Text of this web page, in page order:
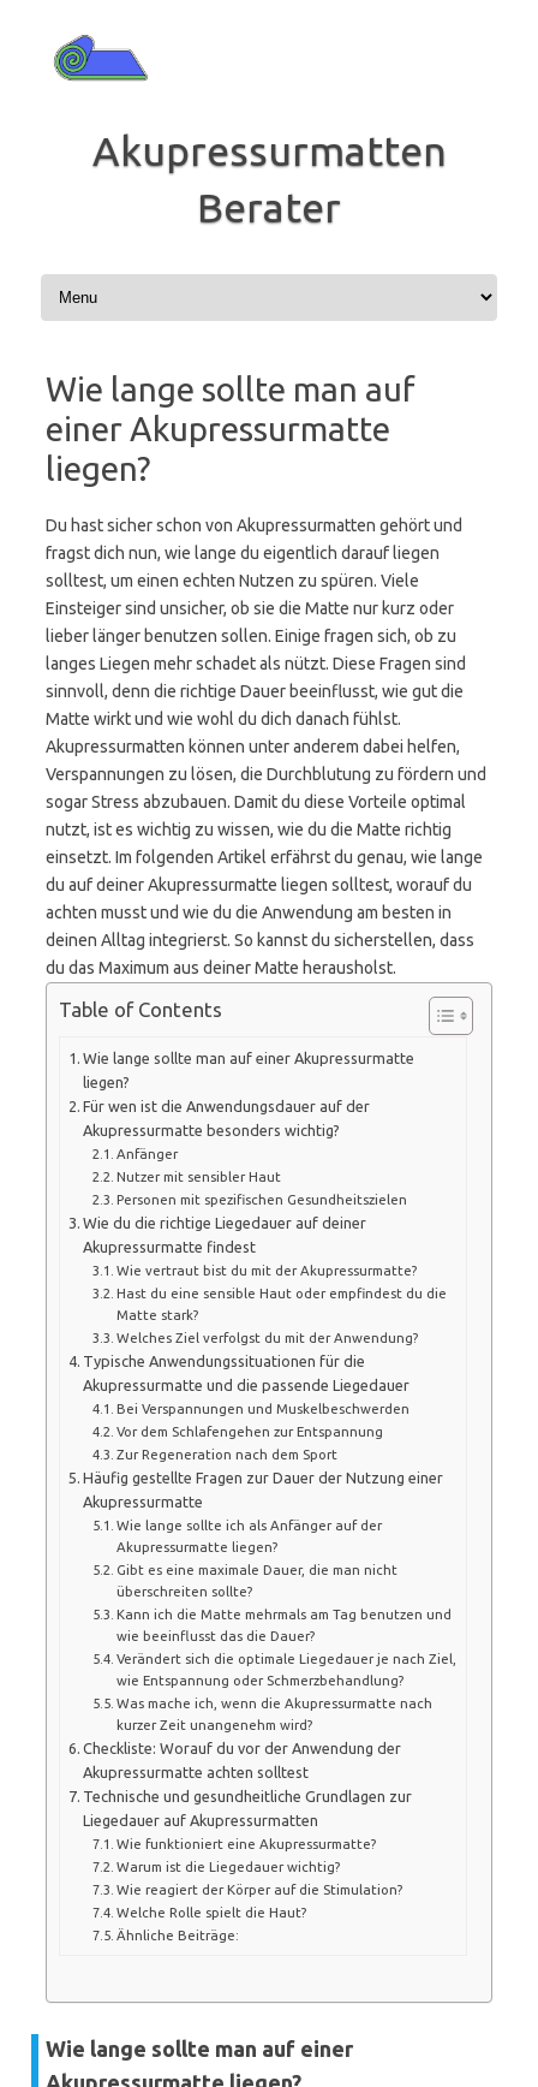
springen
Akupressurmatten
Berater
Wie lange sollte man auf
einer Akupressurmatte
liegen?
Du hast sicher schon von Akupressurmatten gehört und
fragst dich nun, wie lange du eigentlich darauf liegen
solltest, um einen echten Nutzen zu spüren. Viele
Einsteiger sind unsicher, ob sie die Matte nur kurz oder
lieber länger benutzen sollen. Einige fragen sich, ob zu
langes Liegen mehr schadet als nützt. Diese Fragen sind
sinnvoll, denn die richtige Dauer beeinflusst, wie gut die
Matte wirkt und wie wohl du dich danach fühlst.
Akupressurmatten können unter anderem dabei helfen,
Verspannungen zu lösen, die Durchblutung zu fördern und
sogar Stress abzubauen. Damit du diese Vorteile optimal
nutzt, ist es wichtig zu wissen, wie du die Matte richtig
einsetzt. Im folgenden Artikel erfährst du genau, wie lange
du auf deiner Akupressurmatte liegen solltest, worauf du
achten musst und wie du die Anwendung am besten in
deinen Alltag integrierst. So kannst du sicherstellen, dass
du das Maximum aus deiner Matte herausholst.
Table of Contents
Wie lange sollte man auf einer Akupressurmatte
liegen?
Für wen ist die Anwendungsdauer auf der
Akupressurmatte besonders wichtig?
Anfänger
Nutzer mit sensibler Haut
Personen mit spezifischen Gesundheitszielen
Wie du die richtige Liegedauer auf deiner
Akupressurmatte findest
Wie vertraut bist du mit der Akupressurmatte?
Hast du eine sensible Haut oder empfindest du die
Matte stark?
Welches Ziel verfolgst du mit der Anwendung?
Typische Anwendungssituationen für die
Akupressurmatte und die passende Liegedauer
Bei Verspannungen und Muskelbeschwerden
Vor dem Schlafengehen zur Entspannung
Zur Regeneration nach dem Sport
Häufig gestellte Fragen zur Dauer der Nutzung einer
Akupressurmatte
Wie lange sollte ich als Anfänger auf der
Akupressurmatte liegen?
Gibt es eine maximale Dauer, die man nicht
überschreiten sollte?
Kann ich die Matte mehrmals am Tag benutzen und
wie beeinflusst das die Dauer?
Verändert sich die optimale Liegedauer je nach Ziel,
wie Entspannung oder Schmerzbehandlung?
Was mache ich, wenn die Akupressurmatte nach
kurzer Zeit unangenehm wird?
Checkliste: Worauf du vor der Anwendung der
Akupressurmatte achten solltest
Technische und gesundheitliche Grundlagen zur
Liegedauer auf Akupressurmatten
Wie funktioniert eine Akupressurmatte?
Warum ist die Liegedauer wichtig?
Wie reagiert der Körper auf die Stimulation?
Welche Rolle spielt die Haut?
Ähnliche Beiträge:
Wie lange sollte man auf einer
Akupressurmatte liegen?